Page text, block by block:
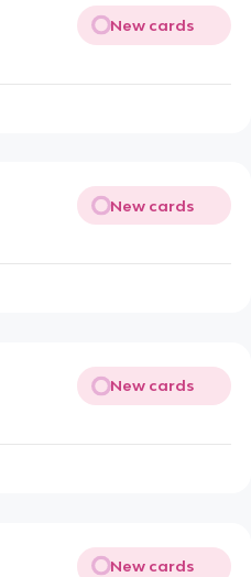
New cards
New cards
New cards
New cards